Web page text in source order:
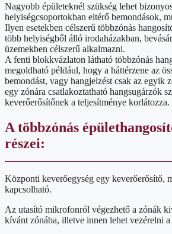
Nagyobb épületeknél szükség lehet
helyiségcsoportokban eltérő bemondások,
Ilyen esetekben célszerű többzónás
több helyiségből álló irodaházakban,
üzemekben célszerű alkalmazni.
A fenti blokkvázlaton látható többzónás
megoldható például, hogy a háttérzene az
bemondást, vagy hangjelzést csak az egyik
egy zónára csatlakoztatható hangsugárzók
keverőerősítőnek a teljesítménye korlátozza.
A többzónás
részei:
Központi keverőegység egy keverőerősítő,
kapcsolható.
Az utasító mikrofonról végezhető a zónák
kívánt zónába, illetve innen lehet vezérelni